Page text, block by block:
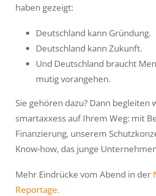
haben gezeigt:
Deutschland kann Gründung.
Deutschland kann Zukunft.
Und Deutschland braucht
mutig vorangehen.
Sie gehören dazu? Dann begleiten
smartaxxess auf Ihrem Weg: mit
Finanzierung, unserem
Know-how, das junge
Mehr Eindrücke vom Abend in der
Reportage.